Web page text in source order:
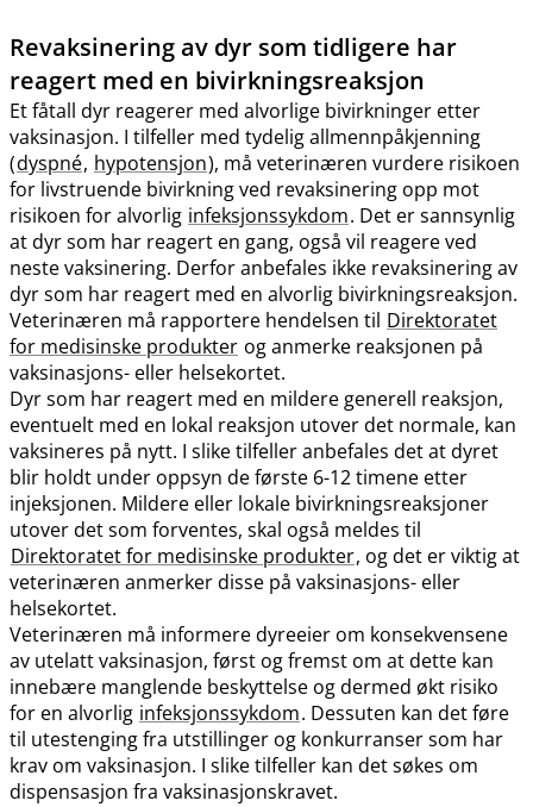
Revaksinering av dyr som tidligere har
reagert med en bivirkningsreaksjon
Et fåtall dyr reagerer med alvorlige bivirkninger etter
vaksinasjon. I tilfeller med tydelig allmennpåkjenning
(dyspné, hypotensjon), må veterinæren vurdere risikoen
for livstruende bivirkning ved revaksinering opp mot
risikoen for alvorlig infeksjonssykdom. Det er sannsynlig
at dyr som har reagert en gang, også vil reagere ved
neste vaksinering. Derfor anbefales ikke revaksinering av
dyr som har reagert med en alvorlig bivirkningsreaksjon.
Veterinæren må rapportere hendelsen til Direktoratet
for medisinske produkter og anmerke reaksjonen på
vaksinasjons- eller helsekortet.
Dyr som har reagert med en mildere generell reaksjon,
eventuelt med en lokal reaksjon utover det normale, kan
vaksineres på nytt. I slike tilfeller anbefales det at dyret
blir holdt under oppsyn de første 6-12 timene etter
injeksjonen. Mildere eller lokale bivirkningsreaksjoner
utover det som forventes, skal også meldes til
Direktoratet for medisinske produkter, og det er viktig at
veterinæren anmerker disse på vaksinasjons- eller
helsekortet.
Veterinæren må informere dyreeier om konsekvensene
av utelatt vaksinasjon, først og fremst om at dette kan
innebære manglende beskyttelse og dermed økt risiko
for en alvorlig infeksjonssykdom. Dessuten kan det føre
til utestenging fra utstillinger og konkurranser som har
krav om vaksinasjon. I slike tilfeller kan det søkes om
dispensasjon fra vaksinasjonskravet.